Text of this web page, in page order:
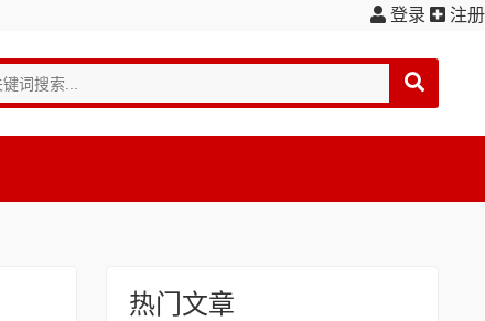
登录 注册
热门文章